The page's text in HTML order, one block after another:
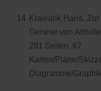
14 Krawarik Hans, Zur
Genese von
281 Seiten, 67
Karten/Pläne/
Diagramme/